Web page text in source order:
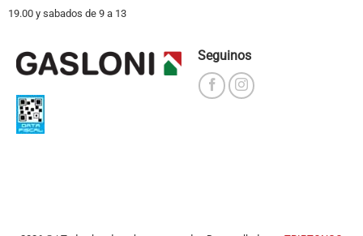
19.00 y sabados de 9 a 13
Seguinos